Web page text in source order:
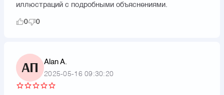
иллюстраций с подробными объяснениями.
0 0
АП Alan A.
2025-05-16 09:30:20